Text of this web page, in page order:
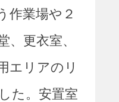
作業場や２
、更衣室、
エリアのリ
た。安置室